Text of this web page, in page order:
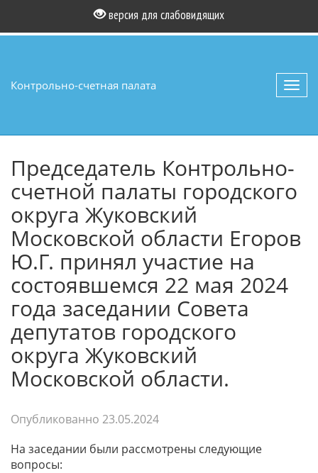
версия для слабовидящих
Контрольно-счетная палата
Председатель Контрольно-
счетной палаты городского
округа Жуковский
Московской области Егоров
Ю.Г. принял участие на
состоявшемся 22 мая 2024
года заседании Совета
депутатов городского
округа Жуковский
Московской области.
Опубликованно 23.05.2024
На заседании были рассмотрены следующие
вопросы: